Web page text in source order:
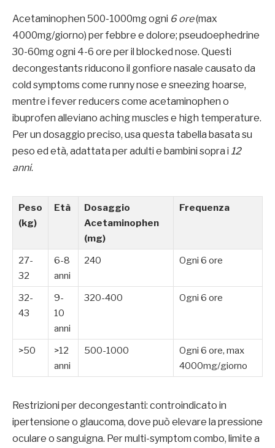
Acetaminophen 500-1000mg ogni 6 ore(max
4000mg/giorno) per febbre e dolore; pseudoephedrine
30-60mg ogni 4-6 ore per il blocked nose. Questi
decongestants riducono il gonfiore nasale causato da
cold symptoms come runny nose e sneezing hoarse,
mentre i fever reducers come acetaminophen o
ibuprofen alleviano aching muscles e high temperature.
Per un dosaggio preciso, usa questa tabella basata su
peso ed età, adattata per adulti e bambini sopra i 12
anni.
Peso
(kg)
Età
Dosaggio
Acetaminophen
(mg)
Frequenza
27-
32
6-8
anni
240 Ogni 6 ore
32-
43
9-
10
anni
320-400 Ogni 6 ore
>50
>12
anni
500-1000
Ogni 6 ore, max
4000mg/giorno
Restrizioni per decongestanti: controindicato in
ipertensione o glaucoma, dove può elevare la pressione
oculare o sanguigna. Per multi-symptom combo, limite a